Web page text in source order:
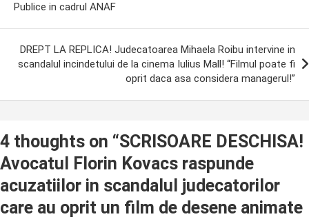
Publice in cadrul ANAF
DREPT LA REPLICA! Judecatoarea Mihaela Roibu intervine in
scandalul incindetului de la cinema Iulius Mall! “Filmul poate fi
oprit daca asa considera managerul!”
4 thoughts on “SCRISOARE DESCHISA!
Avocatul Florin Kovacs raspunde
acuzatiilor in scandalul judecatorilor
care au oprit un film de desene animate